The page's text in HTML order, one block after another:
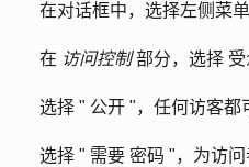
在对话框中，选择左侧菜
在 访问控制部分，选择 受
选择 " 公开 "，任何访客都
选择 " 需要 密码 "，为访问